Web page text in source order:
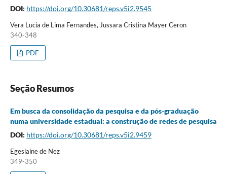
DOI: https://doi.org/10.30681/reps.v5i2.9545
Vera Lucia de Lima Fernandes, Jussara Cristina Mayer Ceron
340-348
PDF
Seção Resumos
Em busca da consolidação da pesquisa e da pós-graduação
numa universidade estadual: a construção de redes de pesquisa
DOI: https://doi.org/10.30681/reps.v5i2.9459
Egeslaine de Nez
349-350